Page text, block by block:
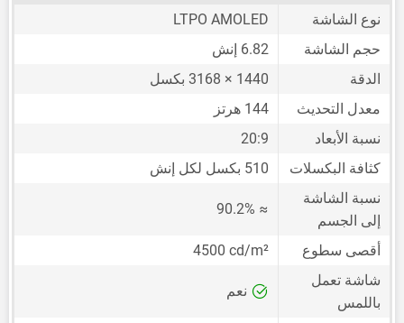
نوع الشاشة
LTPO AMOLED
حجم الشاشة
6.82 إنش
الدقة
1440 × 3168 بكسل
معدل التحديث
144 هرتز
نسبة الأبعاد
20:9
كثافة البكسلات
510 بكسل لكل إنش
نسبة الشاشة
إلى الجسم
≈ 90.2%
أقصى سطوع
4500 cd/m²
شاشة تعمل
باللمس
نعم